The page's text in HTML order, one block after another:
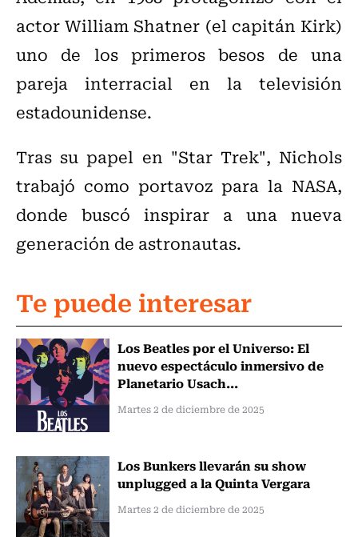
actor William Shatner (el capitán Kirk)
uno de los primeros besos de una
pareja interracial en la televisión
estadounidense.
Tras su papel en "Star Trek", Nichols
trabajó como portavoz para la NASA,
donde buscó inspirar a una nueva
generación de astronautas.
Te puede interesar
Los Beatles por el Universo: El
nuevo espectáculo inmersivo de
Planetario Usach...
Martes 2 de diciembre de 2025
Los Bunkers llevarán su show
unplugged a la Quinta Vergara
Martes 2 de diciembre de 2025